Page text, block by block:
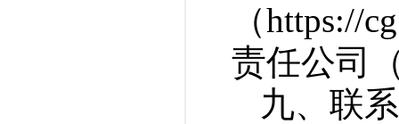
（https://
责任公司
九、联